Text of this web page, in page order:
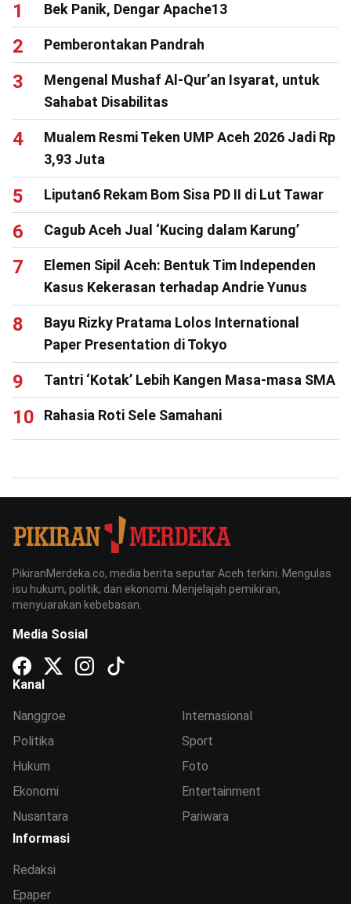
Bek Panik, Dengar Apache13
Pemberontakan Pandrah
Mengenal Mushaf Al-Qur’an Isyarat, untuk
Sahabat Disabilitas
Mualem Resmi Teken UMP Aceh 2026 Jadi Rp
3,93 Juta
Liputan6 Rekam Bom Sisa PD II di Lut Tawar
Cagub Aceh Jual ‘Kucing dalam Karung’
Elemen Sipil Aceh: Bentuk Tim Independen
Kasus Kekerasan terhadap Andrie Yunus
Bayu Rizky Pratama Lolos International
Paper Presentation di Tokyo
Tantri ‘Kotak’ Lebih Kangen Masa-masa SMA
Rahasia Roti Sele Samahani
PikiranMerdeka.co, media berita seputar Aceh terkini. Mengulas
isu hukum, politik, dan ekonomi. Menjelajah pemikiran,
menyuarakan kebebasan.
Media Sosial
Kanal
Nanggroe
Politika
Hukum
Ekonomi
Nusantara
Internasional
Sport
Foto
Entertainment
Pariwara
Informasi
Redaksi
Epaper